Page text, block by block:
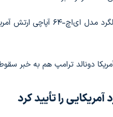
به روایت نیویورک
دونالد ترامپ هم به خبر
را تأیید کرد